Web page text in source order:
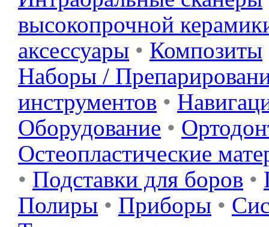
высокопрочной
аксессуары • Композиты
Наборы /
инструментов •
Оборудование •
Остеопластические
• Подставки для боров •
Полиры • Приборы •